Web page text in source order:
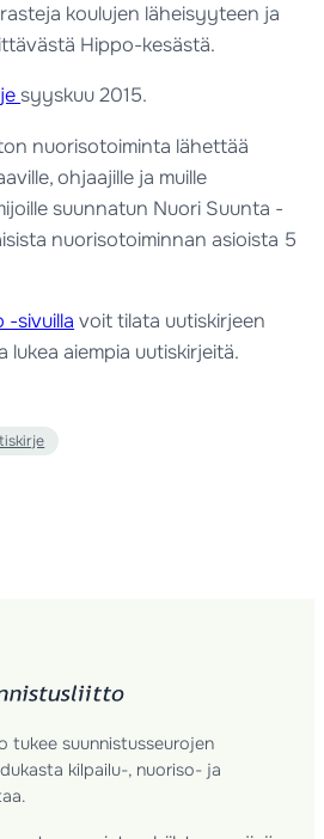
koulujen läheisyyteen ja
Hippo-kesästä.
syyskuu 2015.
nuorisotoiminta lähettää
ohjaajille ja muille
suunnatun Nuori Suunta -
nuorisotoiminnan asioista 5
-sivuilla voit tilata uutiskirjeen
lukea aiempia uutiskirjeitä.
tukee suunnistusseurojen
kilpailu-, nuoriso- ja